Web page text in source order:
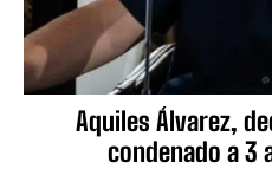
Aquiles Álvarez,
condenado a 3